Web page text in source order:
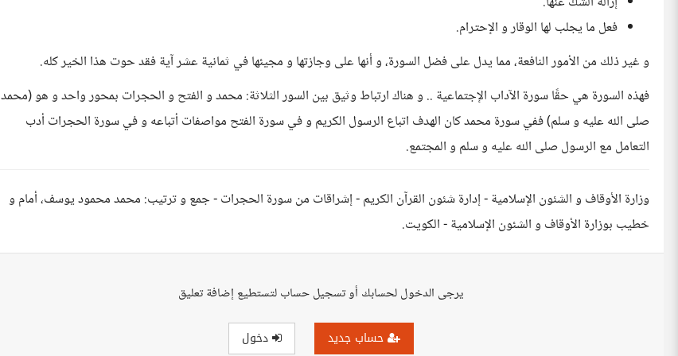
فعل ما يجلب لها الوقار و الإحترام.
و غير ذلك من الأمور النافعة، مما يدل على فضل السورة، و أنها على وجازتها و مجيئها في ثمانية عشر آية فقد حوت هذا الخير كله.
فهذه السورة هي حقًا سورة الآداب الإجتماعية .. و هناك ارتباط وثيق بين السور الثلاثة: محمد و الفتح و الحجرات بمحور واحد و هو (محمد
صلى الله عليه و سلم) ففي سورة محمد كان الهدف اتباع الرسول الكريم و في سورة الفتح مواصفات أتباعه و في سورة الحجرات أدب
التعامل مع الرسول صلى الله عليه و سلم و المجتمع.
وزارة الأوقاف و الشئون الإسلامية - إدارة شئون القرآن الكريم - إشراقات من سورة الحجرات - جمع و ترتيب: محمد محمود يوسف، أمام و
خطيب بوزارة الأوقاف و الشئون الإسلامية - الكويت.
يرجى الدخول لحسابك أو تسجيل حساب لتستطيع إضافة تعليق
حساب جديد دخول